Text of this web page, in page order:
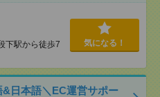
下駅から徒歩7
気になる！
日本語＼EC運営サポー